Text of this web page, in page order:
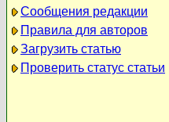
Сообщения редакции
Правила для авторов
Загрузить статью
Проверить статус статьи